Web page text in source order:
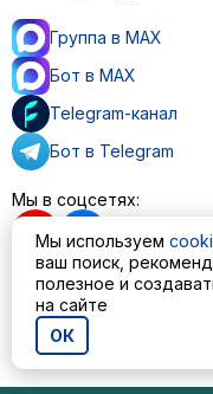
Группа в MAX
Бот в MAX
Telegram-канал
Бот в Telegram
Мы в соцсетях:
Пользовательское
Политика обработки
© ООО «МППМ»
Мы используем
ваш поиск,
полезное и
на сайте
ОК